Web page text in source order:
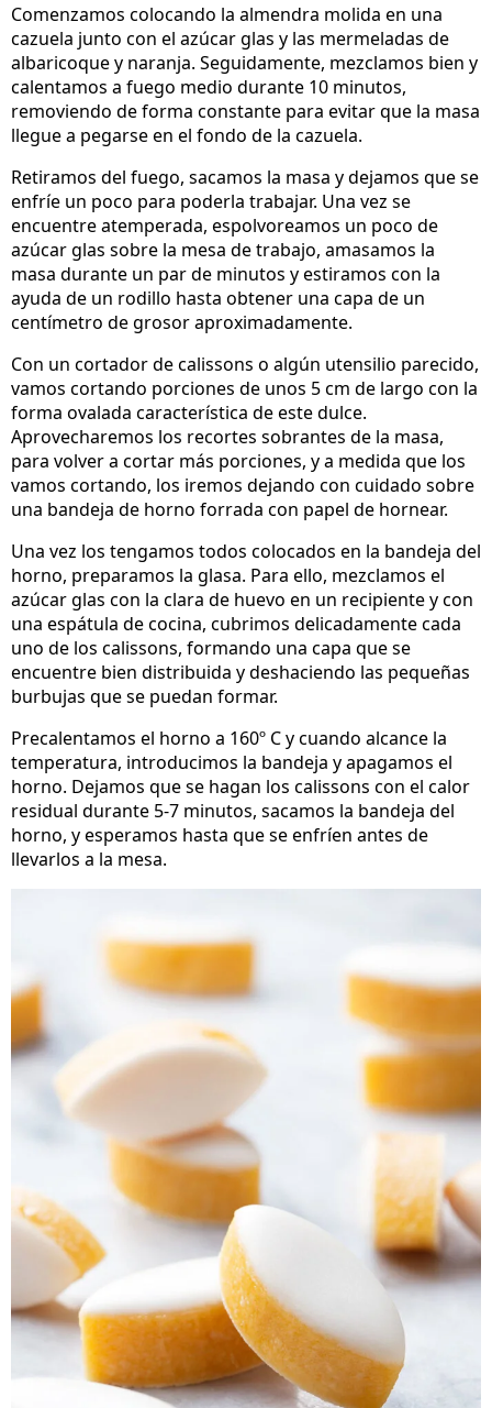
Comenzamos colocando la almendra molida en una
cazuela junto con el azúcar glas y las mermeladas de
albaricoque y naranja. Seguidamente, mezclamos bien y
calentamos a fuego medio durante 10 minutos,
removiendo de forma constante para evitar que la masa
llegue a pegarse en el fondo de la cazuela.
Retiramos del fuego, sacamos la masa y dejamos que se
enfríe un poco para poderla trabajar. Una vez se
encuentre atemperada, espolvoreamos un poco de
azúcar glas sobre la mesa de trabajo, amasamos la
masa durante un par de minutos y estiramos con la
ayuda de un rodillo hasta obtener una capa de un
centímetro de grosor aproximadamente.
Con un cortador de calissons o algún utensilio parecido,
vamos cortando porciones de unos 5 cm de largo con la
forma ovalada característica de este dulce.
Aprovecharemos los recortes sobrantes de la masa,
para volver a cortar más porciones, y a medida que los
vamos cortando, los iremos dejando con cuidado sobre
una bandeja de horno forrada con papel de hornear.
Una vez los tengamos todos colocados en la bandeja del
horno, preparamos la glasa. Para ello, mezclamos el
azúcar glas con la clara de huevo en un recipiente y con
una espátula de cocina, cubrimos delicadamente cada
uno de los calissons, formando una capa que se
encuentre bien distribuida y deshaciendo las pequeñas
burbujas que se puedan formar.
Precalentamos el horno a 160º C y cuando alcance la
temperatura, introducimos la bandeja y apagamos el
horno. Dejamos que se hagan los calissons con el calor
residual durante 5-7 minutos, sacamos la bandeja del
horno, y esperamos hasta que se enfríen antes de
llevarlos a la mesa.